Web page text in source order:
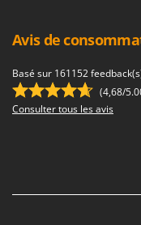
Avis de
Basé sur 161152
(4,68/
Consulter tous les avis